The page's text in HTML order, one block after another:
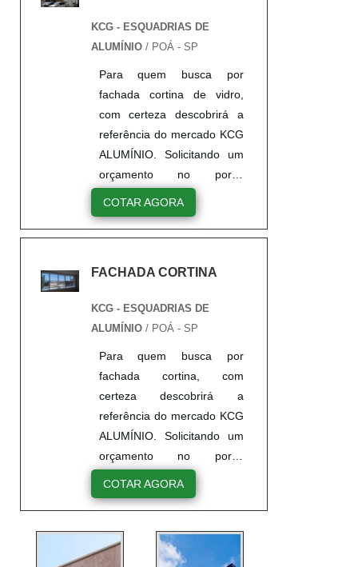
que conhecer a KCG
ALUMÍNIO. É possível
encontrar janelas de correr
e janelas maxim ar, focando
em tecnologia e
desenvolvimento no que
gera r...
KCG - ESQUADRIAS DE
ALUMÍNIO / POÁ - SP
Para quem busca por
fachada cortina de vidro,
com certeza descobrirá a
referência do mercado KCG
ALUMÍNIO. Solicitando um
orçamento no portal
Soluções Industriais e
encontrando a líder do
é fachada cortina de vidro,
encontramos proteção com
assessoria técnica
especializada.MAIS
DETALHES SOBRE
FACHADA CORTINA DE
VIDROA KCG ALUMÍNIO
objetiva seus recursos em
oferecer um estrutur...
COTAR AGORA
FACHADA CORTINA
KCG - ESQUADRIAS DE
ALUMÍNIO / POÁ - SP
Para quem busca por
fachada cortina, com
certeza descobrirá a
referência do mercado KCG
ALUMÍNIO. Solicitando um
orçamento no portal
Soluções Industriais e
encontrando a líder do
INFORMAÇÕES
RELEVANTES SOBRE
COTAR AGORA